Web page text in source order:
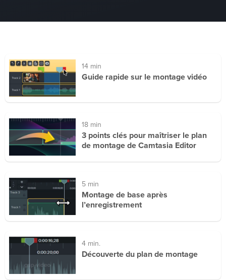
14 min
Guide rapide sur le montage vidéo
18 min
3 points clés pour maîtriser le plan
de montage de Camtasia Editor
5 min
Montage de base après
l’enregistrement
4 min.
Découverte du plan de montage